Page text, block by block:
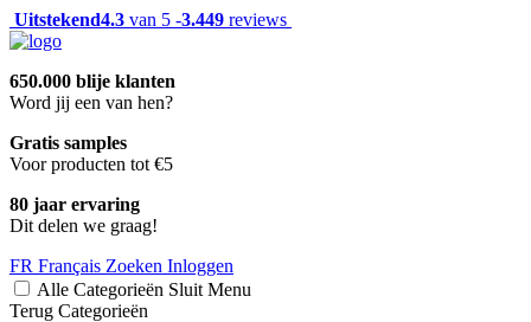
Uitstekend4.3 van 5 -3.449 reviews
650.000 blije klanten
Word jij een van hen?
Gratis samples
Voor producten tot €5
80 jaar ervaring
Dit delen we graag!
FR Français Zoeken Inloggen
Alle Categorieën Sluit Menu
Terug Categorieën